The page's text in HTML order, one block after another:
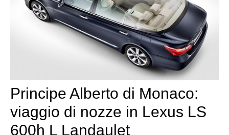
Principe Alberto di Monaco:
viaggio di nozze in Lexus LS
600h L Landaulet